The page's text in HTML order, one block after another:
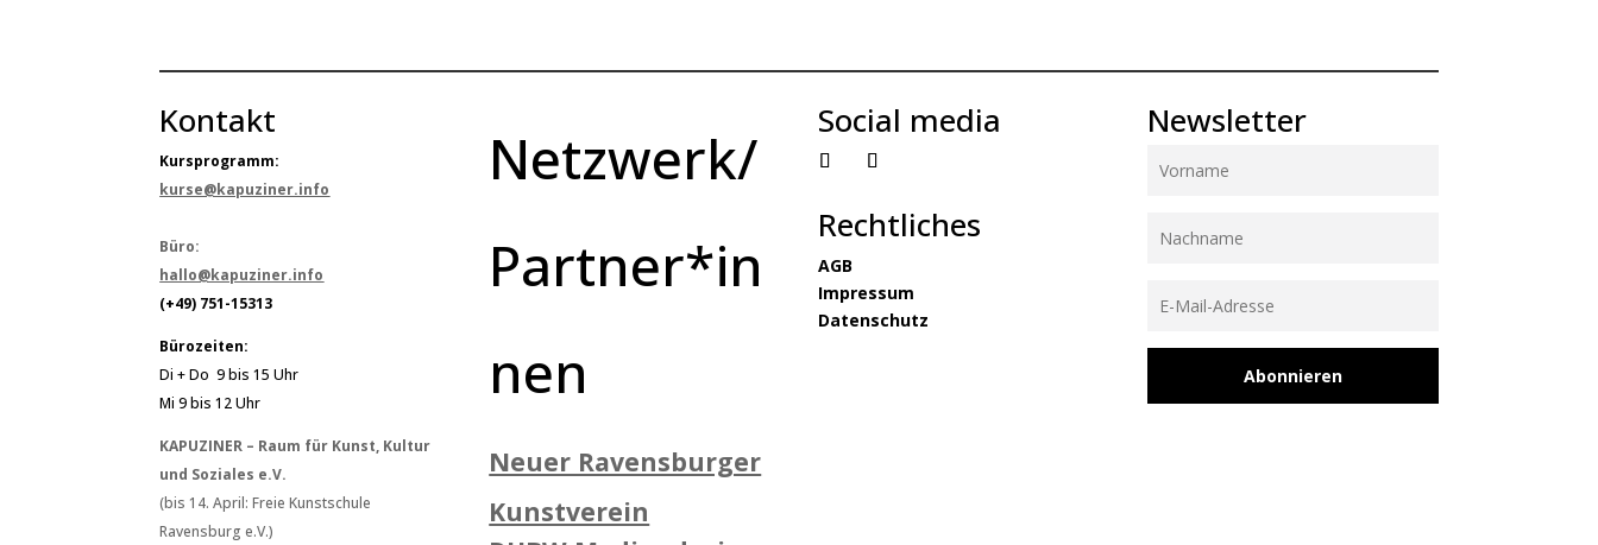
Kontakt
Kursprogramm:
kurse@kapuziner.info
Büro:
hallo@kapuziner.info
(+49) 751-15313
Bürozeiten:
Di + Do 9 bis 15 Uhr
Mi 9 bis 12 Uhr
KAPUZINER – Raum für Kunst, Kultur
und Soziales e.V.
(bis 14. April: Freie Kunstschule
Ravensburg e.V.)
Netzwerk/
Partner*in
nen
Neuer Ravensburger
Kunstverein
Social media
Rechtliches
AGB
Impressum
Datenschutz
Newsletter
Abonnieren